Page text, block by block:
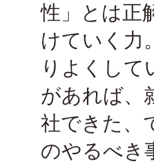
性」とは正
けていく力
りよくして
があれば、
社できた、
のやるべき